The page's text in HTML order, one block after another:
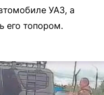
УАЗ, а
его топором.